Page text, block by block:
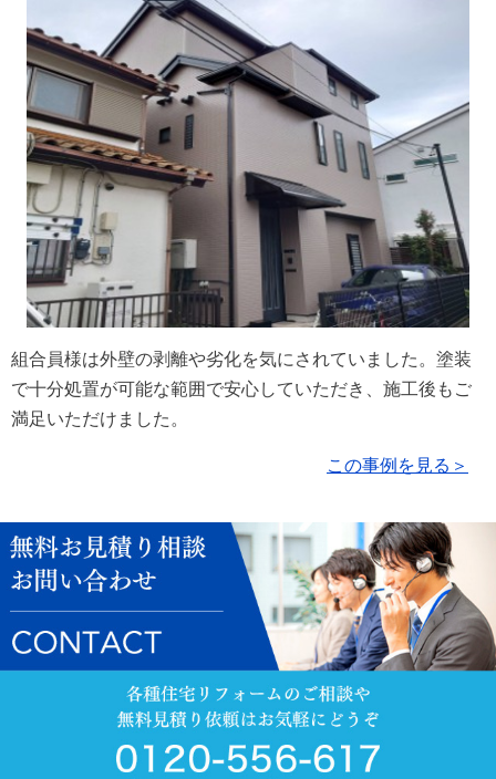
組合員様は外壁の剥離や劣化を気にされていました。塗装
で十分処置が可能な範囲で安心していただき、施工後もご
満足いただけました。
この事例を見る＞